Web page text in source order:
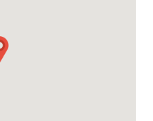
que te encantarán.
te esperamos con los